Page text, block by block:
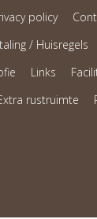
policy
/ Huisregels
Links
rustruimte